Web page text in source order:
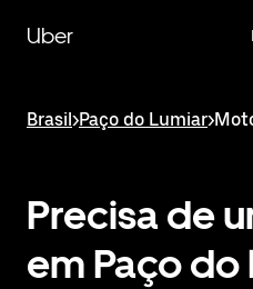
paraUber
Brasil>Paço do Lumiar>
Precisa de
em Paço do